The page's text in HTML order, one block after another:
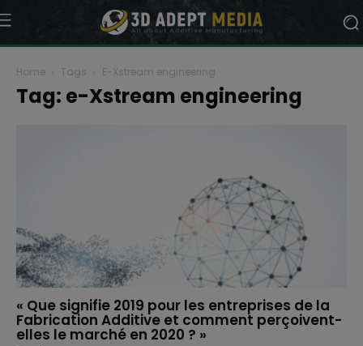
Home Tags E-Xstream engineering
Tag: e-Xstream engineering
« Que signifie 2019 pour les entreprises de la
Fabrication Additive et comment perçoivent-
elles le marché en 2020 ? »